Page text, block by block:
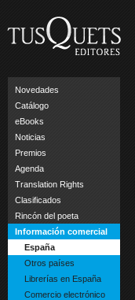
Novedades
Catálogo
eBooks
Noticias
Premios
Agenda
Translation Rights
Clasificados
Rincón del poeta
Información comercial
España
Otros países
Librerías en España
Comercio electrónico